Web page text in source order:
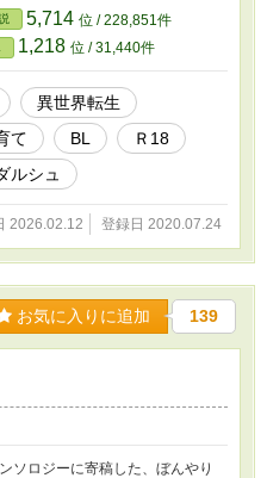
させている。 そんな時、パン
た高貴な男に、突然甥っ子と
れる。並居る偉い人の前で、
とし胤であると告げられて、
やかな生活は崩れ去ってしま
異母兄である王様は、なぜか
入って、やたらと手料理をね
が⋯⋯。 一見爽やか腹黒王様×
18を含む場合、✳︎マークを添
5,714 位 / 228,851件
1,218 位 / 31,440件
異世界転生
て BL
Ｒ18
ルシュ
2026.02.12 登録日 2020.07.24
お気に入りに追加 139
ソロジーに寄稿した、ぼんやり